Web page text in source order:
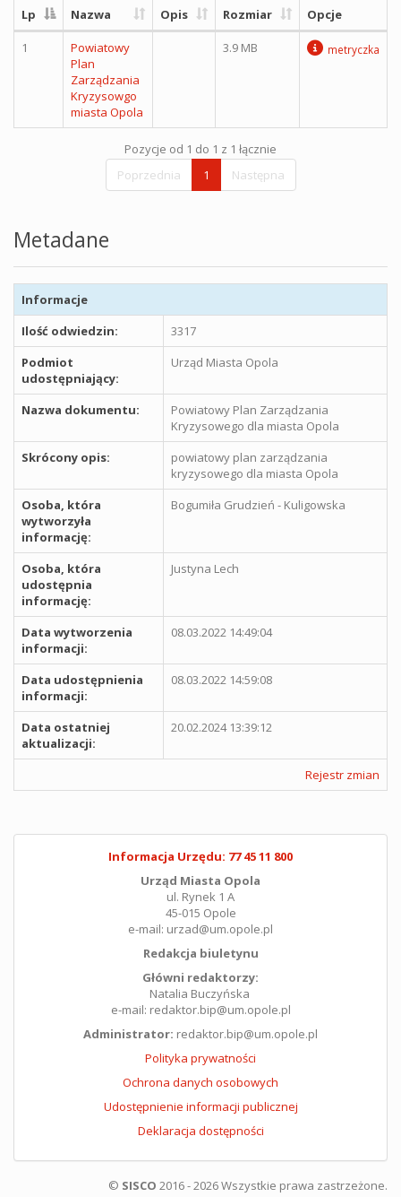
Lp Nazwa Opis Rozmiar Opcje
1
Powiatowy
Plan
Zarządzania
Kryzysowgo
miasta Opola
3.9 MB metryczka
Pozycje od 1 do 1 z 1 łącznie
Poprzednia
1 Następna
Metadane
Informacje
Ilość odwiedzin:
3317
Podmiot
udostępniający:
Urząd Miasta Opola
Nazwa dokumentu:
Powiatowy Plan Zarządzania
Kryzysowego dla miasta Opola
Skrócony opis:
powiatowy plan zarządzania
kryzysowego dla miasta Opola
Osoba, która
wytworzyła
informację:
Bogumiła Grudzień - Kuligowska
Osoba, która
udostępnia
informację:
Justyna Lech
Data wytworzenia
informacji:
08.03.2022 14:49:04
Data udostępnienia
informacji:
08.03.2022 14:59:08
Data ostatniej
aktualizacji:
20.02.2024 13:39:12
Rejestr zmian
Informacja Urzędu: 77 45 11 800
Urząd Miasta Opola
ul. Rynek 1 A
45-015 Opole
e-mail: urzad@um.opole.pl
Redakcja biuletynu
Główni redaktorzy:
Natalia Buczyńska
e-mail: redaktor.bip@um.opole.pl
Administrator: redaktor.bip@um.opole.pl
Polityka prywatności
Ochrona danych osobowych
Udostępnienie informacji publicznej
Deklaracja dostępności
© SISCO 2016 - 2026 Wszystkie prawa zastrzeżone.